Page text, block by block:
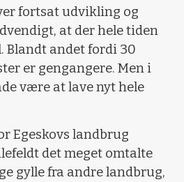
fortsat udvikling og
at der hele tiden
Blandt andet fordi 30
er gengangere. Men i
være at lave nyt hele
Egeskovs landbrug
det meget omtalte
gylle fra andre landbrug,